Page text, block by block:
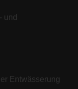
und
Entwässerung